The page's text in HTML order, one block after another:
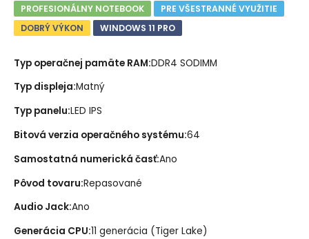
PROFESIONÁLNY NOTEBOOK
PRE VŠESTRANNÉ VYUŽITIE
DOBRÝ VÝKON
WINDOWS 11 PRO
Typ operačnej pamäte RAM:DDR4 SODIMM
Typ displeja:Matný
Typ panelu:LED IPS
Bitová verzia operačného systému:64
Samostatná numerická časť:Ano
Pôvod tovaru:Repasované
Audio Jack:Ano
Generácia CPU:11 generácia (Tiger Lake)